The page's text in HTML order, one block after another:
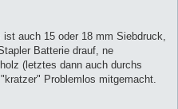
auch 15 oder 18 mm Siebdruck,
Batterie drauf, ne
(letztes dann auch durchs
Problemlos mitgemacht.